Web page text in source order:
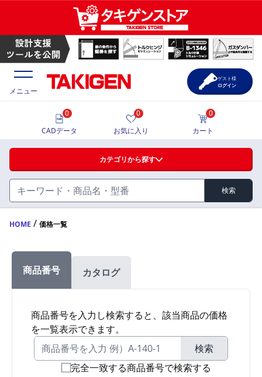
ハンドル・取手・つまみ・周辺機器
FA・A
FB・B
ファスナー・ラッチ錠・キャッチ・錠前装置・周
辺機器
電気錠・インターロック
L・LE
価格一覧
製品カタログ
サポート・お問合せ
メニュー
カテゴリから探す
検索
0
CADデータ
0
お気に入り
0
カート
ゲスト様
ログイン
HOME / 価格一覧
商品番号 カタログ
商品番号を入力し検索すると、該当商品の価格
を一覧表示できます。
検索
完全一致する商品番号で検索する